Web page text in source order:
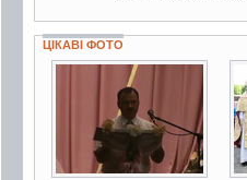
ЦІКАВІ ФОТО